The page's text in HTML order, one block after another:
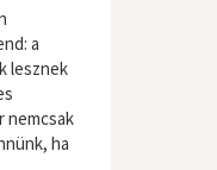
a
lesznek
nemcsak
ha